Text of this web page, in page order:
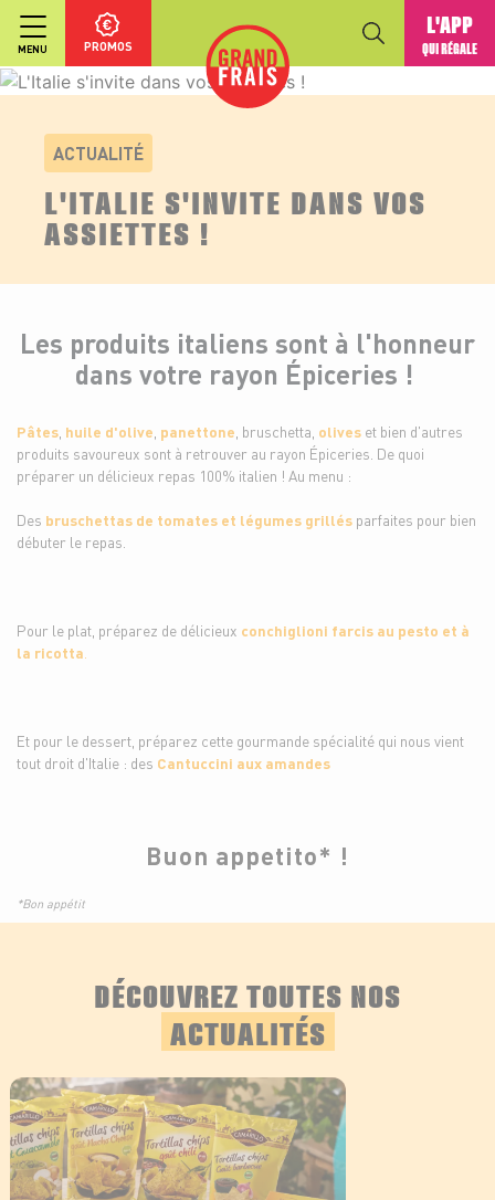
MENU PROMOS
L'APP
QUI RÉGALE
ACTUALITÉ
L'ITALIE S'INVITE DANS VOS
ASSIETTES !
Les produits italiens sont à l'honneur
dans votre rayon Épiceries !
Pâtes huile d'olive panettone , bruschetta, olives et bien d'autres
produits savoureux sont à retrouver au rayon Épiceries. De quoi
préparer un délicieux repas 100% italien ! Au menu :
Des bruschettas de tomates et légumes grillés parfaites pour bien
débuter le repas.
Pour le plat, préparez de délicieux conchiglioni farcis au pesto et à
la ricotta
Et pour le dessert, préparez cette gourmande spécialité qui nous vient
tout droit d'Italie : des Cantuccini aux amandes
Buon appetito* !
*Bon appétit
DÉCOUVREZ TOUTES NOS
ACTUALITÉS